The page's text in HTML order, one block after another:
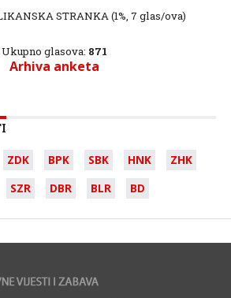
STRANKA(1%, 7 glas/ova)
Ukupno glasova: 871
Arhiva anketa
ZDK BPK SBK HNK
ZHK
SZR DBR BLR BD